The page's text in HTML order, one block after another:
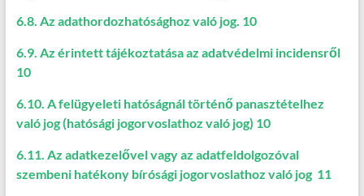
6.8. Az adathordozhatósághoz való jog. 10
6.9. Az érintett tájékoztatása az adatvédelmi incidensről
10
6.10. A felügyeleti hatóságnál történő panasztételhez
való jog (hatósági jogorvoslathoz való jog) 10
6.11. Az adatkezelővel vagy az adatfeldolgozóval
szembeni hatékony bírósági jogorvoslathoz való jog 11